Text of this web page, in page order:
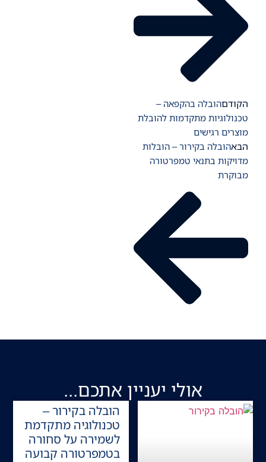
הקודםהובלה בהקפאה –
טכנולוגיות מתקדמות להובלת
מוצרים רגישים
הבאהובלה בקירור – הובלות
מדויקות בתנאי טמפרטורה
מבוקרת
אולי יעניין אתכם...
הובלה בקירור –
טכנולוגיה מתקדמת
לשמירה על סחורה
בטמפרטורה קבועה